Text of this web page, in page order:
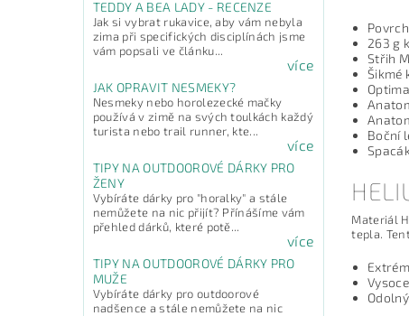
TEDDY A BEA LADY - RECENZE
Jak si vybrat rukavice, aby vám nebyla
zima při specifických disciplínách jsme
vám popsali ve článku...
více
JAK OPRAVIT NESMEKY?
Nesmeky nebo horolezecké mačky
používá v zimě na svých toulkách každý
turista nebo trail runner, kte...
více
TIPY NA OUTDOOROVÉ DÁRKY PRO
ŽENY
Vybíráte dárky pro "horalky" a stále
nemůžete na nic přijít? Přínášíme vám
přehled dárků, které potě...
více
TIPY NA OUTDOOROVÉ DÁRKY PRO
MUŽE
Vybíráte dárky pro outdoorové
nadšence a stále nemůžete na nic
263 g
Střih
Šikmé
Boční
Materiál
tepla.